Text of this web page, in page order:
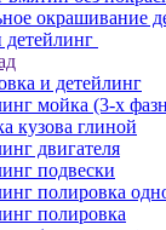
окрашивание
и детейлинг
мойка (3-х
кузова глиной
двигателя
подвески
полировка
полировка